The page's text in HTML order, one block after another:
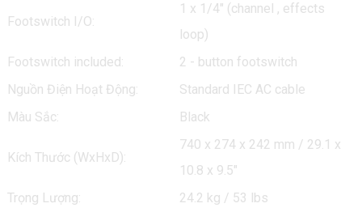
Footswitch I/O:
1 x 1/4" (channel , effects
loop)
Footswitch included:
2 - button footswitch
Nguồn Điện Hoạt Động:
Standard IEC AC cable
Màu Sắc:
Black
Kích Thước (WxHxD):
740 x 274 x 242 mm / 29.1 x
10.8 x 9.5"
Trọng Lượng:
24.2 kg / 53 lbs